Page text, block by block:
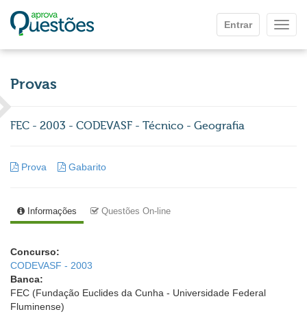
Entrar
Provas
FEC - 2003 - CODEVASF - Técnico - Geografia
Prova Gabarito
Informações Questões On-line
Concurso:
CODEVASF - 2003
Banca:
FEC (Fundação Euclides da Cunha - Universidade Federal
Fluminense)